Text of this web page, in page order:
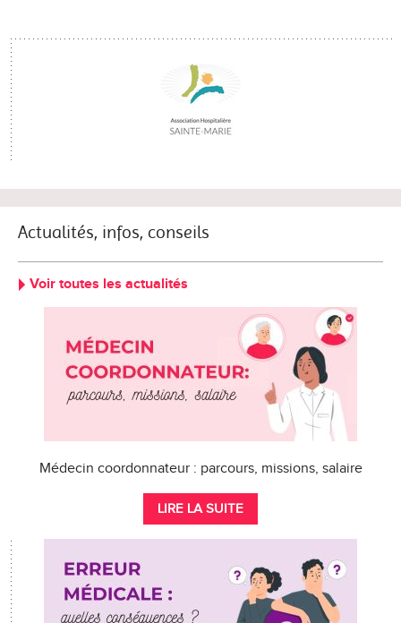
Actualités, infos, conseils
Voir toutes les actualités
Médecin coordonnateur : parcours, missions, salaire
LIRE LA SUITE